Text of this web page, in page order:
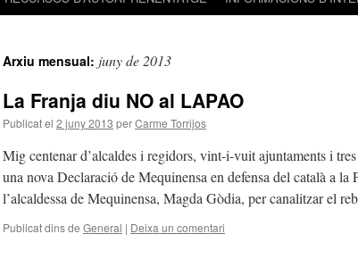
Arxiu mensual: juny de 2013
La Franja diu NO al LAPAO
Publicat el 2 juny 2013 perCarme Torrijos
Mig centenar d’alcaldes i regidors, vint-i-vuit ajuntaments i
una nova Declaració de Mequinensa en defensa del català a la
l’alcaldessa de Mequinensa, Magda Gòdia, per canalitzar el
Publicat dins de General | Deixa un comentari